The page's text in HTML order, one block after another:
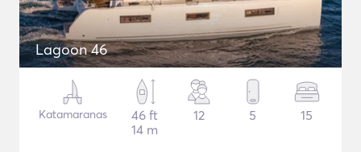
Lagoon 46
Katamaranas
46 ft
14 m
12 5 15